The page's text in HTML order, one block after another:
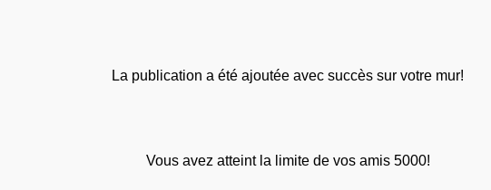
La publication a été ajoutée avec succès sur votre mur!
Vous avez atteint la limite de vos amis 5000!